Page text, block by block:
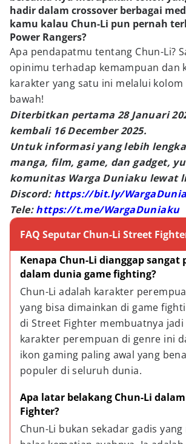
hadir dalam crossover berbagai
kamu kalau Chun-Li pun pernah
Power Rangers?
Apa pendapatmu tentang Chun-Li?
opinimu terhadap kemampuan dan
karakter yang satu ini melalui
bawah!
Diterbitkan pertama 28 Januari
kembali 16 December 2025.
Untuk informasi yang lebih
manga, film, game, dan gadget,
komunitas Warga Duniaku lewat
Discord: https://bit.ly/
Tele:https://t.me/WargaDuniaku
FAQ Seputar Chun-Li Street
Kenapa Chun-Li dianggap sangat
dalam dunia game fighting?
Chun-Li adalah karakter
yang bisa dimainkan di game
di Street Fighter membuatnya
karakter perempuan di genre ini
ikon gaming paling awal yang
populer di seluruh dunia.
Apa latar belakang Chun-Li
Fighter?
Chun-Li bukan sekadar gadis